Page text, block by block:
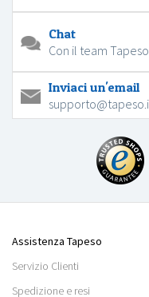
Chat
Con il team Tapeso
Inviaci un'email
Assistenza Tapeso
Servizio Clienti
Spedizione e resi